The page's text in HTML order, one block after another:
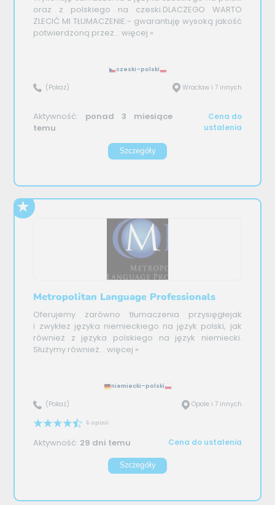
oraz z polskiego na czeski.DLACZEGO WARTO
ZLECIĆ MI TŁUMACZENIE:- gwarantuję wysoką jakość
potwierdzoną przez... więcej »
czeski–polski
(Pokaż) Wrocław i 7 innych
Aktywność: ponad 3 miesiące
temu
Cena do
ustalenia
Szczegóły
Metropolitan Language Professionals
Oferujemy zarówno tłumaczenia przysięgłejak
i zwykłez języka niemieckiego na język polski, jak
również z języka polskiego na język niemiecki.
Służymy również... więcej »
niemiecki–polski
(Pokaż) Opole i 7 innych
6 opinii
Aktywność: 29 dni temu Cena do ustalenia
Szczegóły